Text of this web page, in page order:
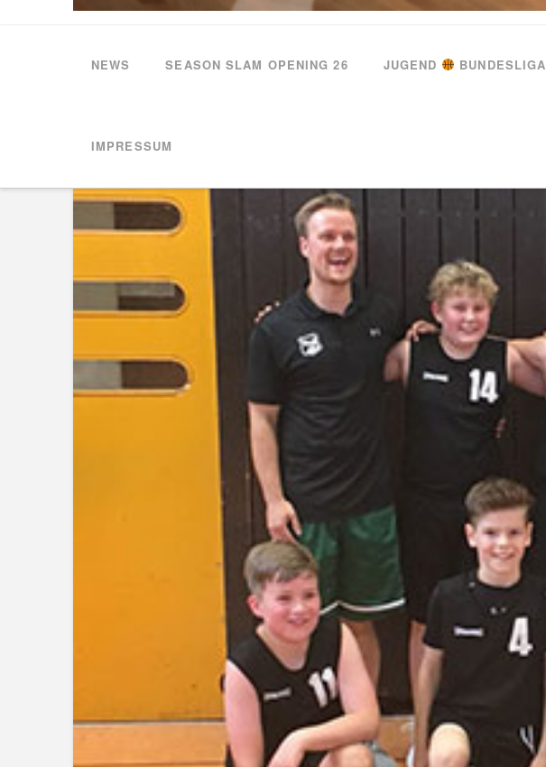
NEWS SEASON SLAM OPENING 26 JUGEND BUNDESLIGA
IMPRESSUM